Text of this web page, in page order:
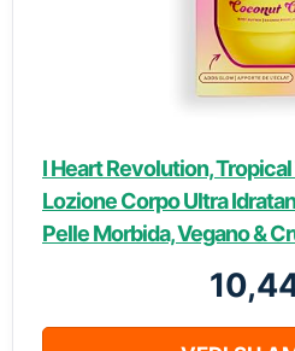
I Heart Revolution,
Lozione Corpo Ultra
Pelle Morbida, Vegano &